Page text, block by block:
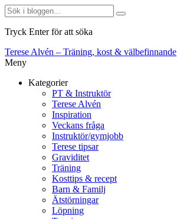
Tryck Enter för att söka
Terese Alvén – Träning, kost & välbefinnande
Meny
Kategorier
PT & Instruktör
Terese Alvén
Inspiration
Veckans fråga
Instruktör/gymjobb
Terese tipsar
Graviditet
Träning
Kosttips & recept
Barn & Familj
Ätstörningar
Löpning